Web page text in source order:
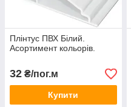
Плінтус ПВХ Білий.
Асортимент кольорів.
32 ₴/пог.м
Купити